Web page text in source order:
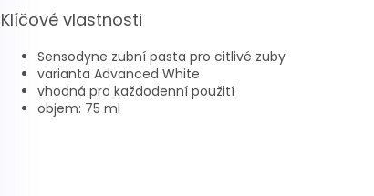
Klíčové vlastnosti
Sensodyne zubní pasta pro citlivé zuby
varianta Advanced White
vhodná pro každodenní použití
objem: 75 ml